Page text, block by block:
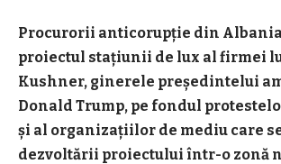
Procurorii anticorupţie din
proiectul staţiunii de lux al firmei
Kushner, ginerele preşedintelui
Donald Trump, pe fondul
şi al organizaţiilor de mediu care
dezvoltării proiectului într-o zonă